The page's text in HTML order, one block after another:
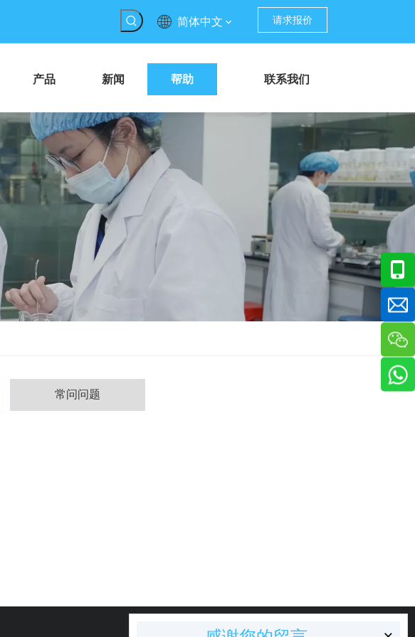
简体中文 请求报价
产品 新闻 帮助 联系我们
常问问题